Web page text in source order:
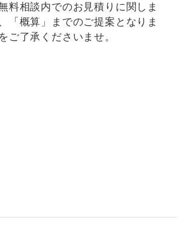
料相談内でのお見積りに関しま
「概算」までのご提案となりま
ご了承くださいませ。